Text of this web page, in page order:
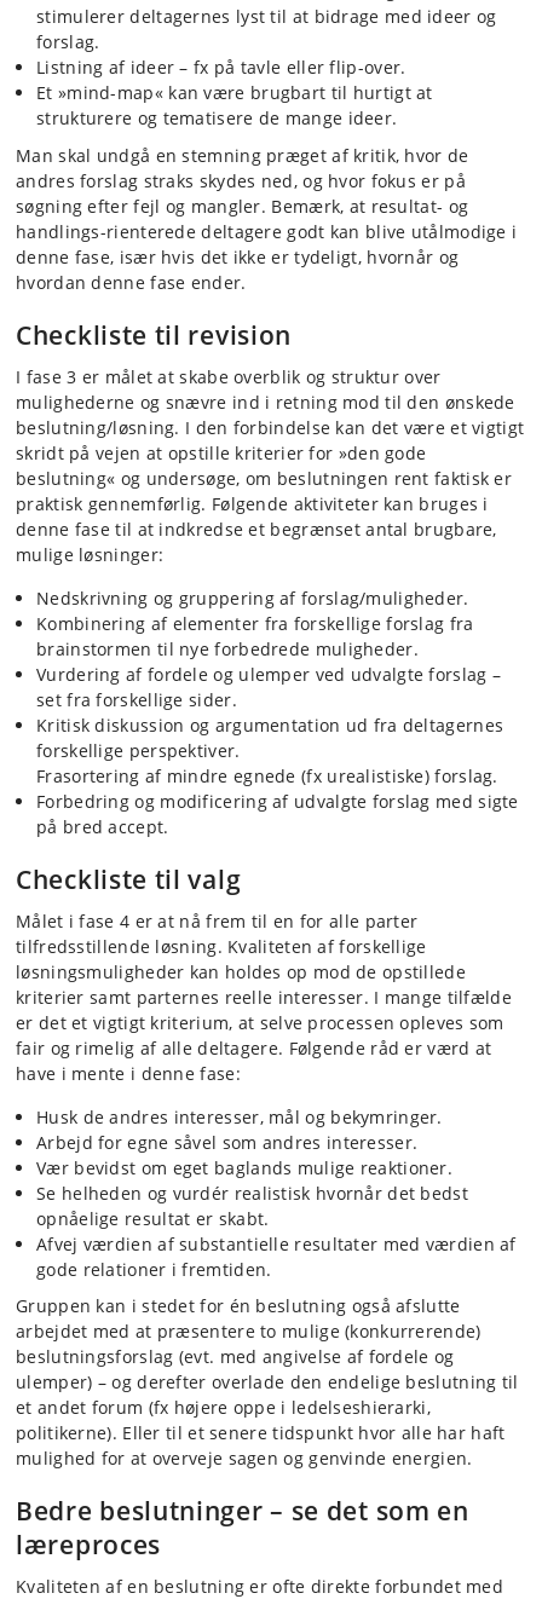
stimulerer deltagernes lyst til at bidrage med ideer og
forslag.
Listning af ideer – fx på tavle eller flip-over.
Et »mind-map« kan være brugbart til hurtigt at
strukturere og tematisere de mange ideer.
Man skal undgå en stemning præget af kritik, hvor de
andres forslag straks skydes ned, og hvor fokus er på
søgning efter fejl og mangler. Bemærk, at resultat- og
handlings-rienterede deltagere godt kan blive utålmodige i
denne fase, især hvis det ikke er tydeligt, hvornår og
hvordan denne fase ender.
Checkliste til revision
I fase 3 er målet at skabe overblik og struktur over
mulighederne og snævre ind i retning mod til den ønskede
beslutning/løsning. I den forbindelse kan det være et vigtigt
skridt på vejen at opstille kriterier for »den gode
beslutning« og undersøge, om beslutningen rent faktisk er
praktisk gennemførlig. Følgende aktiviteter kan bruges i
denne fase til at indkredse et begrænset antal brugbare,
mulige løsninger:
Nedskrivning og gruppering af forslag/muligheder.
Kombinering af elementer fra forskellige forslag fra
brainstormen til nye forbedrede muligheder.
Vurdering af fordele og ulemper ved udvalgte forslag –
set fra forskellige sider.
Kritisk diskussion og argumentation ud fra deltagernes
forskellige perspektiver.
Frasortering af mindre egnede (fx urealistiske) forslag.
Forbedring og modificering af udvalgte forslag med sigte
på bred accept.
Checkliste til valg
Målet i fase 4 er at nå frem til en for alle parter
tilfredsstillende løsning. Kvaliteten af forskellige
løsningsmuligheder kan holdes op mod de opstillede
kriterier samt parternes reelle interesser. I mange tilfælde
er det et vigtigt kriterium, at selve processen opleves som
fair og rimelig af alle deltagere. Følgende råd er værd at
have i mente i denne fase:
Husk de andres interesser, mål og bekymringer.
Arbejd for egne såvel som andres interesser.
Vær bevidst om eget baglands mulige reaktioner.
Se helheden og vurdér realistisk hvornår det bedst
opnåelige resultat er skabt.
Afvej værdien af substantielle resultater med værdien af
gode relationer i fremtiden.
Gruppen kan i stedet for én beslutning også afslutte
arbejdet med at præsentere to mulige (konkurrerende)
beslutningsforslag (evt. med angivelse af fordele og
ulemper) – og derefter overlade den endelige beslutning til
et andet forum (fx højere oppe i ledelseshierarki,
politikerne). Eller til et senere tidspunkt hvor alle har haft
mulighed for at overveje sagen og genvinde energien.
Bedre beslutninger – se det som en
læreproces
Kvaliteten af en beslutning er ofte direkte forbundet med